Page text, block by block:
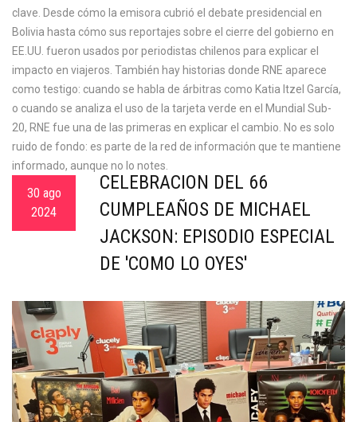
clave. Desde cómo la emisora cubrió el debate presidencial en
Bolivia hasta cómo sus reportajes sobre el cierre del gobierno en
EE.UU. fueron usados por periodistas chilenos para explicar el
impacto en viajeros. También hay historias donde RNE aparece
como testigo: cuando se habla de árbitras como Katia Itzel García,
o cuando se analiza el uso de la tarjeta verde en el Mundial Sub-
20, RNE fue una de las primeras en explicar el cambio. No es solo
ruido de fondo: es parte de la red de información que te mantiene
informado, aunque no lo notes.
30 ago
2024
CELEBRACIÓN DEL 66
CUMPLEAÑOS DE MICHAEL
JACKSON: EPISODIO ESPECIAL
DE 'COMO LO OYES'